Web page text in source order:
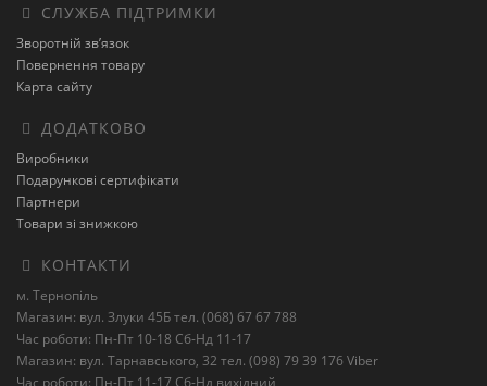
СЛУЖБА ПІДТРИМКИ
Зворотній зв’язок
Повернення товару
Карта сайту
ДОДАТКОВО
Виробники
Подарункові сертифікати
Партнери
Товари зі знижкою
КОНТАКТИ
м. Тернопіль
Магазин: вул. Злуки 45Б тел. (068) 67 67 788
Час роботи: Пн-Пт 10-18 Сб-Нд 11-17
Магазин: вул. Тарнавського, 32 тел. (098) 79 39 176 Viber
Час роботи: Пн-Пт 11-17 Сб-Нд вихідний